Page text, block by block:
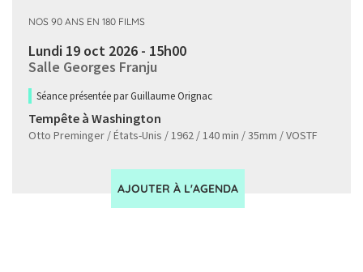
NOS 90 ANS EN 180 FILMS
Lundi 19 oct 2026 - 15h00
Salle Georges Franju
Séance présentée par Guillaume Orignac
Tempête à Washington
Otto Preminger / États-Unis / 1962 / 140 min / 35mm / VOSTF
AJOUTER À L'AGENDA